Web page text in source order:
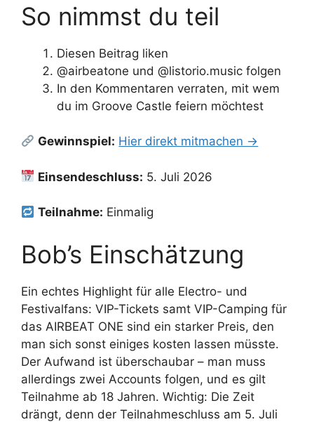
So nimmst du teil
Diesen Beitrag liken
@airbeatone und @listorio.music folgen
In den Kommentaren verraten, mit wem
du im Groove Castle feiern möchtest
Gewinnspiel: Hier direkt mitmachen →
Einsendeschluss: 5. Juli 2026
Teilnahme: Einmalig
Bob’s Einschätzung
Ein echtes Highlight für alle Electro- und
Festivalfans: VIP-Tickets samt VIP-Camping für
das AIRBEAT ONE sind ein starker Preis, den
man sich sonst einiges kosten lassen müsste.
Der Aufwand ist überschaubar – man muss
allerdings zwei Accounts folgen, und es gilt
Teilnahme ab 18 Jahren. Wichtig: Die Zeit
drängt, denn der Teilnahmeschluss am 5. Juli